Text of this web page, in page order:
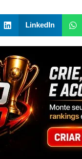
LinkedIn